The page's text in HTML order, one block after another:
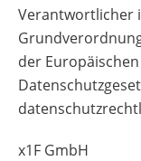
Verantwortlicher
der
x1F GmbH